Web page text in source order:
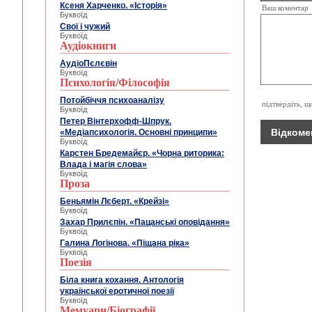
Ксеня Харченко. «Історія»
Буквоїд
Свої і чужий
Буквоїд
Аудіокниги
АудіоПєлєвін
Буквоїд
Психологія/Філософія
Потойбіччя психоаналізу
Буквоїд
Петер Вінтерхофф-Шпрук.
«Медіапсихологія. Основні принципи»
Буквоїд
Карстен Бредемайєр. «Чорна риторика:
Влада і магія слова»
Буквоїд
Проза
Беньямін Лєберт. «Крейзі»
Буквоїд
Захар Прилєпін. «Пацанські оповідання»
Буквоїд
Галина Логінова. «Піщана ріка»
Буквоїд
Поезія
Біла книга кохання. Антологія
української еротичної поезії
Буквоїд
Ваш коментар
підтвердіть,